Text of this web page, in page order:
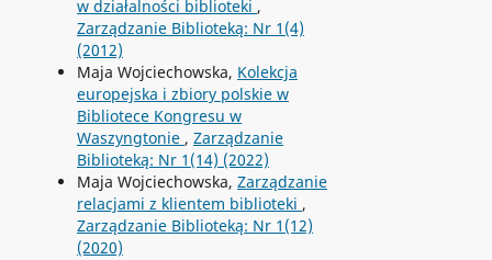
w działalności biblioteki ,
Zarządzanie Biblioteką: Nr 1(4)
(2012)
Maja Wojciechowska, Kolekcja
europejska i zbiory polskie w
Bibliotece Kongresu w
Waszyngtonie , Zarządzanie
Biblioteką: Nr 1(14) (2022)
Maja Wojciechowska, Zarządzanie
relacjami z klientem biblioteki ,
Zarządzanie Biblioteką: Nr 1(12)
(2020)